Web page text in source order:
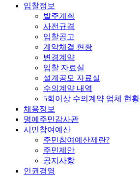
입찰정보
발주계획
사전규격
입찰공고
계약체결 현황
변경계약
입찰 자료실
설계공모 자료실
수의계약 내역
5회이상 수의계약 업체 현황
채용정보
명예주민감사관
시민참여예산
주민참여예산제란?
주민제안
공지사항
인권경영